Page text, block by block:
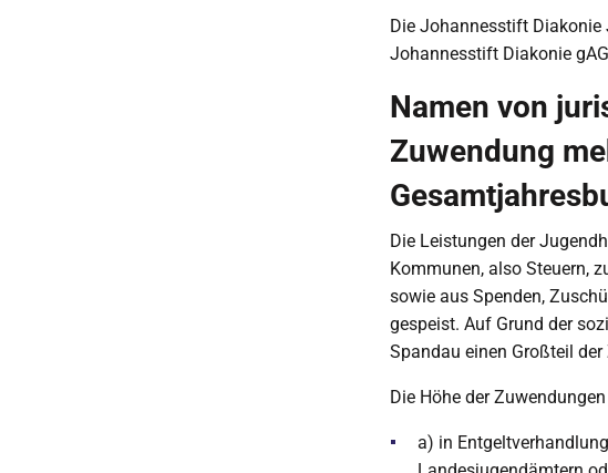
Die Johannesstift Diakonie
Johannesstift Diakonie
Namen von
Zuwendung
Die Leistungen der
Kommunen, also Steuern,
sowie aus Spenden,
gespeist. Auf Grund der
Spandau einen Großteil
Die Höhe der
a) in